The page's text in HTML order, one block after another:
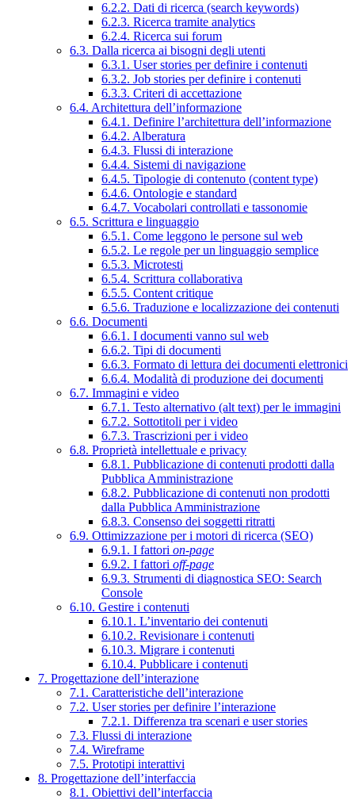
6.2.2. Dati di ricerca (search keywords)
6.2.3. Ricerca tramite analytics
6.2.4. Ricerca sui forum
6.3. Dalla ricerca ai bisogni degli utenti
6.3.1. User stories per definire i contenuti
6.3.2. Job stories per definire i contenuti
6.3.3. Criteri di accettazione
6.4. Architettura dell’informazione
6.4.1. Definire l’architettura dell’informazione
6.4.2. Alberatura
6.4.3. Flussi di interazione
6.4.4. Sistemi di navigazione
6.4.5. Tipologie di contenuto (content type)
6.4.6. Ontologie e standard
6.4.7. Vocabolari controllati e tassonomie
6.5. Scrittura e linguaggio
6.5.1. Come leggono le persone sul web
6.5.2. Le regole per un linguaggio semplice
6.5.3. Microtesti
6.5.4. Scrittura collaborativa
6.5.5. Content critique
6.5.6. Traduzione e localizzazione dei contenuti
6.6. Documenti
6.6.1. I documenti vanno sul web
6.6.2. Tipi di documenti
6.6.3. Formato di lettura dei documenti elettronici
6.6.4. Modalità di produzione dei documenti
6.7. Immagini e video
6.7.1. Testo alternativo (alt text) per le immagini
6.7.2. Sottotitoli per i video
6.7.3. Trascrizioni per i video
6.8. Proprietà intellettuale e privacy
6.8.1. Pubblicazione di contenuti prodotti dalla
Pubblica Amministrazione
6.8.2. Pubblicazione di contenuti non prodotti
dalla Pubblica Amministrazione
6.8.3. Consenso dei soggetti ritratti
6.9. Ottimizzazione per i motori di ricerca (SEO)
6.9.1. I fattori on-page
6.9.2. I fattori off-page
6.9.3. Strumenti di diagnostica SEO: Search
Console
6.10. Gestire i contenuti
6.10.1. L’inventario dei contenuti
6.10.2. Revisionare i contenuti
6.10.3. Migrare i contenuti
6.10.4. Pubblicare i contenuti
7. Progettazione dell’interazione
7.1. Caratteristiche dell’interazione
7.2. User stories per definire l’interazione
7.2.1. Differenza tra scenari e user stories
7.3. Flussi di interazione
7.4. Wireframe
7.5. Prototipi interattivi
8. Progettazione dell’interfaccia
8.1. Obiettivi dell’interfaccia